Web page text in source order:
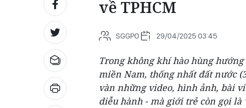
về TPHCM
SGGPO 29/04/2025 03:45
Trong không khí hào hùng
miền Nam, thống nhất đất nước
vàn những video, hình ảnh, bài
diễu hành - mà giới trẻ còn gọi là